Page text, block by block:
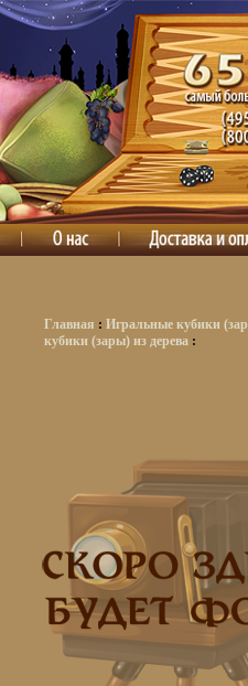
Главная : Игральные кубики
кубики (зары) из дерева :